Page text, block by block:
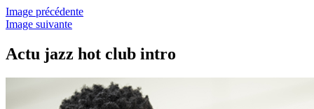
Image précédente
Image suivante
Actu jazz hot club intro